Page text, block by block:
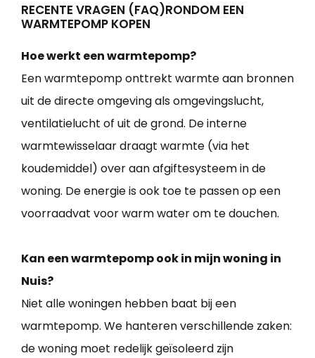
RECENTE VRAGEN (FAQ)RONDOM EEN
WARMTEPOMP KOPEN
Hoe werkt een warmtepomp?
Een warmtepomp onttrekt warmte aan bronnen
uit de directe omgeving als omgevingslucht,
ventilatielucht of uit de grond. De interne
warmtewisselaar draagt warmte (via het
koudemiddel) over aan afgiftesysteem in de
woning. De energie is ook toe te passen op een
voorraadvat voor warm water om te douchen.
Kan een warmtepomp ook in mijn woning in
Nuis?
Niet alle woningen hebben baat bij een
warmtepomp. We hanteren verschillende zaken:
de woning moet redelijk geïsoleerd zijn